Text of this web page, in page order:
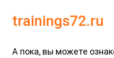
trainings72.ru
А пока, вы можете